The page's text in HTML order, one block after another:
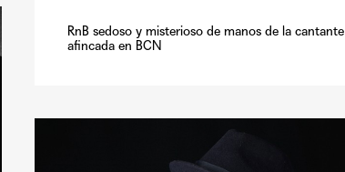
RnB sedoso y misterioso de manos de la cantante
afincada en BCN